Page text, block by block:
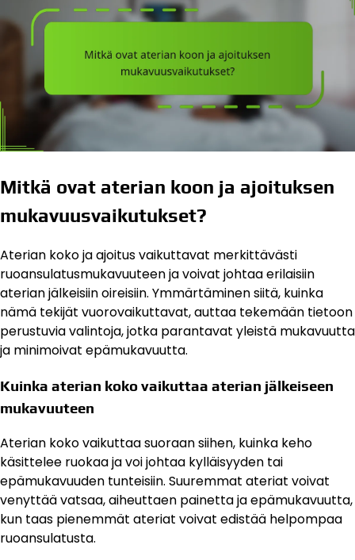
Mitkä ovat aterian koon ja ajoituksen
mukavuusvaikutukset?
Aterian koko ja ajoitus vaikuttavat merkittävästi
ruoansulatusmukavuuteen ja voivat johtaa erilaisiin
aterian jälkeisiin oireisiin. Ymmärtäminen siitä, kuinka
nämä tekijät vuorovaikuttavat, auttaa tekemään tietoon
perustuvia valintoja, jotka parantavat yleistä mukavuutta
ja minimoivat epämukavuutta.
Kuinka aterian koko vaikuttaa aterian jälkeiseen
mukavuuteen
Aterian koko vaikuttaa suoraan siihen, kuinka keho
käsittelee ruokaa ja voi johtaa kylläisyyden tai
epämukavuuden tunteisiin. Suuremmat ateriat voivat
venyttää vatsaa, aiheuttaen painetta ja epämukavuutta,
kun taas pienemmät ateriat voivat edistää helpompaa
ruoansulatusta.